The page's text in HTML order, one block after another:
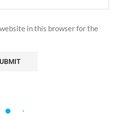
in this browser for the